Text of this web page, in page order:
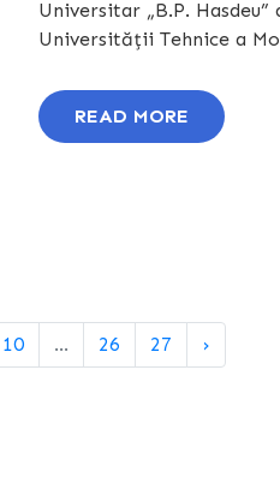
Universitar „B.P. Hasdeu”
Universității Tehnice a
READ MORE
10 ... 26 27 ›